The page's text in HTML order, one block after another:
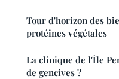
Tour d'horizon des
protéines végétales
La clinique de l'Île
de gencives ?